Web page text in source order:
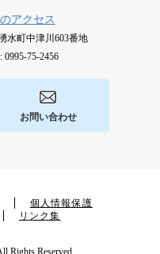
アクセス
水町中津川603番地
75-2456
お問い合わせ
個人情報保護
リンク集